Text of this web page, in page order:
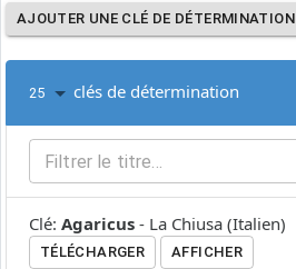
AJOUTER UNE CLÉ DE DÉTERMINATION
25 clés de détermination
Clé: Agaricus - La Chiusa (Italien)
TÉLÉCHARGER AFFICHER